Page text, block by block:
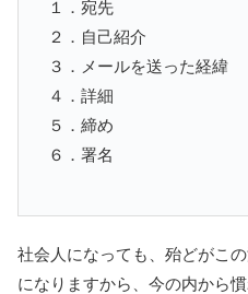
１．宛先
２．自己紹介
３．メールを送った経緯
４．詳細
５．締め
６．署名
社会人になっても、殆どがこ
になりますから、今の内から